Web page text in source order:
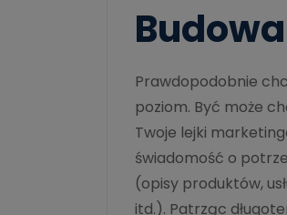
Prawdopodobnie
poziom. Być może
Twoje lejki
świadomość o
(opisy produktów,
itd.). Patrząc